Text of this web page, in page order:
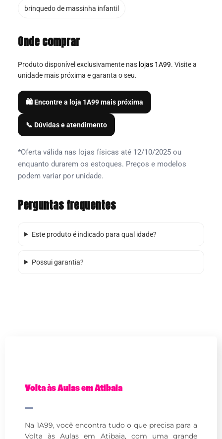
brinquedo de massinha infantil
Onde comprar
Produto disponível exclusivamente nas lojas 1A99. Visite a
unidade mais próxima e garanta o seu.
🛍️ Encontre a loja 1A99 mais próxima
📞 Dúvidas e atendimento
*Oferta válida nas lojas físicas até 12/10/2025 ou
enquanto durarem os estoques. Preços e modelos
podem variar por unidade.
Perguntas frequentes
Este produto é indicado para qual idade?
Possui garantia?
Volta às Aulas em Atibaia
Na 1A99, você encontra tudo o que precisa para a
Volta às Aulas em Atibaia, com uma grande